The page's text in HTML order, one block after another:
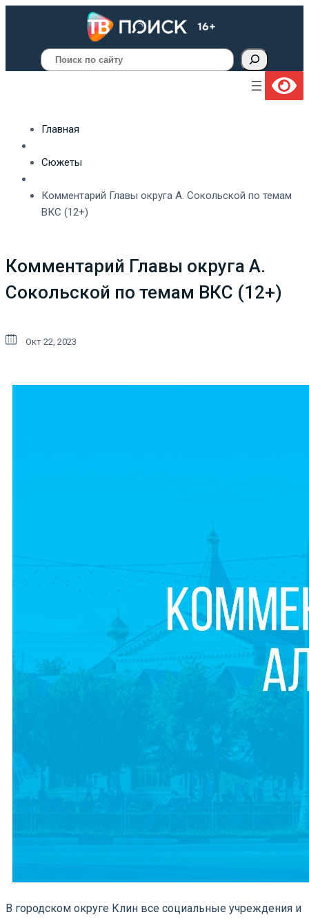
Поиск
Главная
Сюжеты
Комментарий Главы округа А. Сокольской по темам
ВКС (12+)
Комментарий Главы округа А.
Сокольской по темам ВКС (12+)
Окт 22, 2023
В городском округе Клин все социальные учреждения и